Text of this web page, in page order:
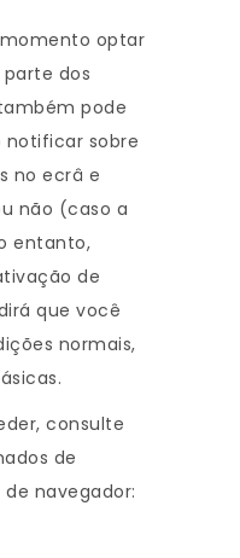
optar
dos
pode
notificar sobre
no ecrâ e
não (caso a
entanto,
de
que você
normais,
consulte
de
navegador: